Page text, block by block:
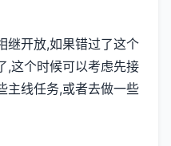
继开放,如果错过了这个
,这个时候可以考虑先接
主线任务,或者去做一些